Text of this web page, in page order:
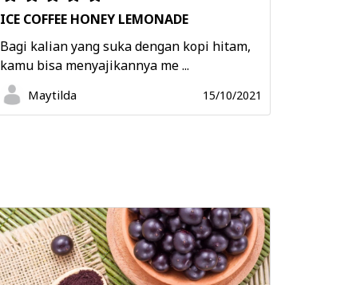
ICE COFFEE HONEY LEMONADE
Bagi kalian yang suka dengan kopi hitam,
kamu bisa menyajikannya me ...
Maytilda 15/10/2021